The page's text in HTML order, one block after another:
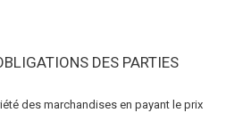
DES PARTIES
des marchandises en payant le prix